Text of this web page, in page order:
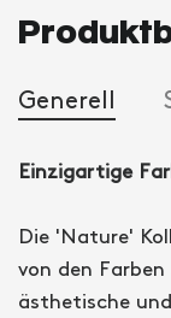
Generell
Einzigartige
Die 'Nature'
von den
ästhetische